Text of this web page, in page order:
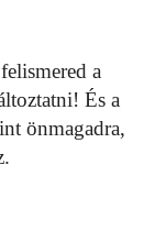
a
És a
önmagadra,